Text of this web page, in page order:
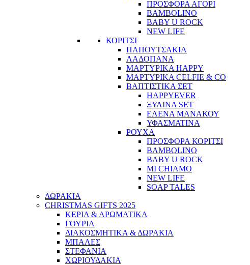
ΠΡΟΣΦΟΡΑ ΑΓΟΡΙ
BAMBOLINO
BABY U ROCK
NEW LIFE
ΚΟΡΙΤΣΙ
ΠΑΠΟΥΤΣΑΚΙΑ
ΛΑΔΟΠΑΝΑ
ΜΑΡΤΥΡΙΚΑ HAPPY
ΜΑΡΤΥΡΙΚΑ CELFIE & CO
ΒΑΠΤΙΣΤΙΚΑ ΣΕΤ
HAPPYEVER
ΞΥΛΙΝΑ SET
ΕΛΕΝΑ ΜΑΝΑΚΟΥ
ΥΦΑΣΜΑΤΙΝΑ
ΡΟΥΧΑ
ΠΡΟΣΦΟΡΑ ΚΟΡΙΤΣΙ
BAMBOLINO
BABY U ROCK
MI CHIAMO
NEW LIFE
SOAP TALES
ΔΩΡΑΚΙΑ
CHRISTMAS GIFTS 2025
ΚΕΡΙΑ & ΑΡΩΜΑΤΙΚΑ
ΓΟΥΡΙΑ
ΔΙΑΚΟΣΜΗΤΙΚΑ & ΔΩΡΑΚΙΑ
ΜΠΑΛΕΣ
ΣΤΕΦΑΝΙΑ
ΧΩΡΙΟΥΔΑΚΙΑ